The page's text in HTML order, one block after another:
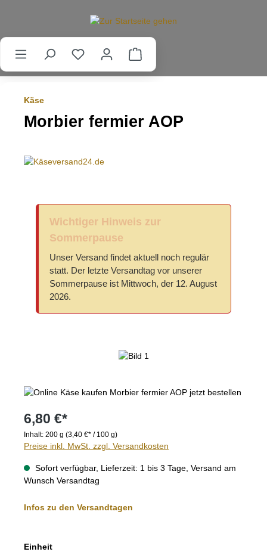
Käse
Morbier fermier AOP
Wichtiger Hinweis zur
Sommerpause
Unser Versand findet aktuell noch regulär
statt. Der letzte Versandtag vor unserer
Sommerpause ist Mittwoch, der 12. August
2026.
Bildergalerie überspringen
6,80 €*
Inhalt: 200 g (3,40 €* / 100 g)
Preise inkl. MwSt. zzgl. Versandkosten
Sofort verfügbar, Lieferzeit: 1 bis 3 Tage, Versand am
Wunsch Versandtag
Infos zu den Versandtagen
Einheitauswählen